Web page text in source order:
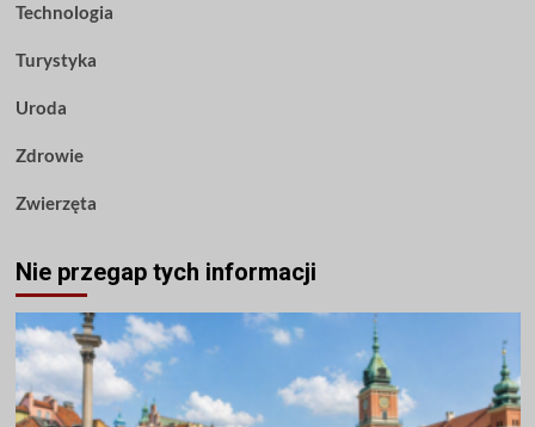
Technologia
Turystyka
Uroda
Zdrowie
Zwierzęta
Nie przegap tych informacji